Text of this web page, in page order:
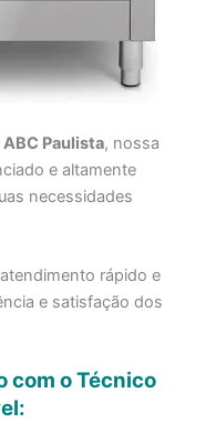
ABC Paulista, nossa
e altamente
necessidades
rápido e
e satisfação dos
com o Técnico